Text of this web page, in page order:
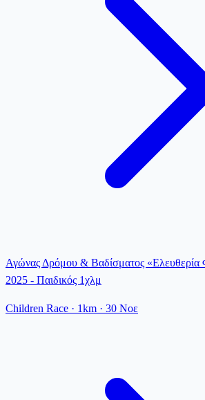
Αγώνας Δρόμου & Βαδίσματος «Ελευθερία
2025 - Παιδικός 1χλμ
Children Race · 1km · 30 Νοε